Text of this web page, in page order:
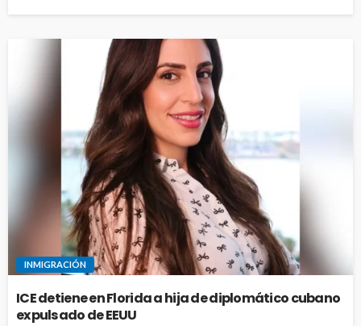
INMIGRACIÓN
ICE detiene en Florida a hija de diplomático cubano
expulsado de EEUU